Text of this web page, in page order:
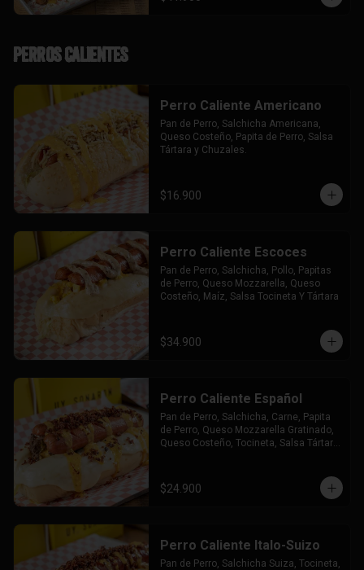
Perros Calientes
Perro Caliente Americano
Pan de Perro, Salchicha Americana,
Queso Costeño, Papita de Perro, Salsa
Tártara y Chuzales.
$16.900
Perro Caliente Escoces
Pan de Perro, Salchicha, Pollo, Papitas
de Perro, Queso Mozzarella, Queso
Costeño, Maíz, Salsa Tocineta Y Tártara
$34.900
Perro Caliente Español
Pan de Perro, Salchicha, Carne, Papita
de Perro, Queso Mozzarella Gratinado,
Queso Costeño, Tocineta, Salsa Tártara
$24.900
Perro Caliente Italo-Suizo
Pan de Perro, Salchicha Suiza, Tocineta,